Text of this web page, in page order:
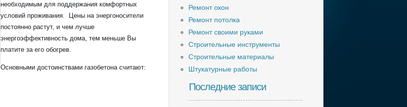
необходимым для поддержания комфортных
условий проживания. Цены на энергоносители
постоянно растут, и чем лучше
энергоэффективность дома, тем меньше Вы
платите за его обогрев.
Основными достоинствами газобетона считают:
Ремонт окон
Ремонт потолка
Ремонт своими руками
Строительные инструменты
Строительные материалы
Штукатурные работы
Последние записи